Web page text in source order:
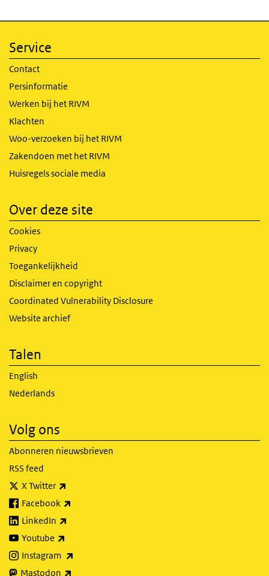
Service
Contact
Persinformatie
Werken bij het RIVM
Klachten
Woo-verzoeken bij het RIVM
Zakendoen met het RIVM
Huisregels sociale media
Over deze site
Cookies
Privacy
Toegankelijkheid
Disclaimer en copyright
Coordinated Vulnerability Disclosure
Website archief
Talen
English
Nederlands
Volg ons
Abonneren nieuwsbrieven
RSS feed
X Twitter
Facebook
LinkedIn
Youtube
Instagram
Mastodon